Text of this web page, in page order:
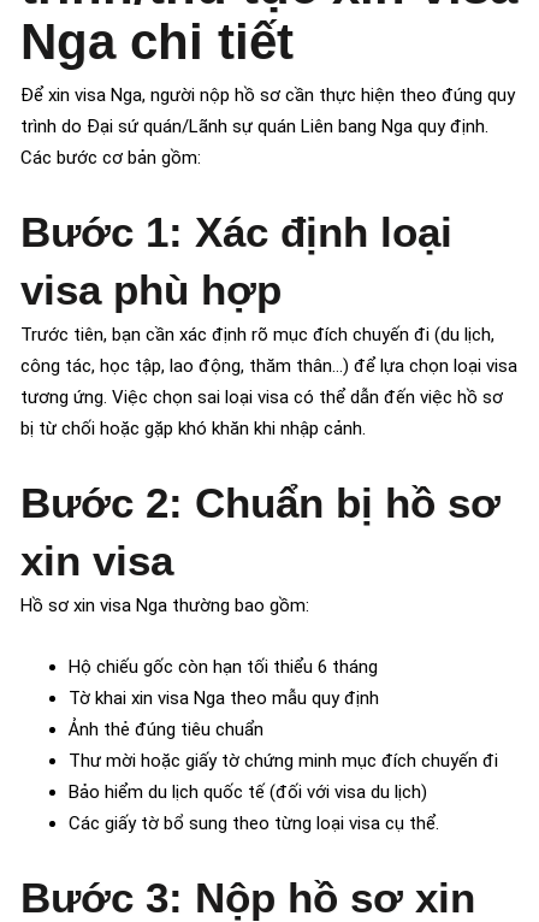
Nga chi tiết
Để xin visa Nga, người nộp hồ sơ cần thực hiện theo đúng quy
trình do Đại sứ quán/Lãnh sự quán Liên bang Nga quy định.
Các bước cơ bản gồm:
Bước 1: Xác định loại
visa phù hợp
Trước tiên, bạn cần xác định rõ mục đích chuyến đi (du lịch,
công tác, học tập, lao động, thăm thân…) để lựa chọn loại visa
tương ứng. Việc chọn sai loại visa có thể dẫn đến việc hồ sơ
bị từ chối hoặc gặp khó khăn khi nhập cảnh.
Bước 2: Chuẩn bị hồ sơ
xin visa
Hồ sơ xin visa Nga thường bao gồm:
Hộ chiếu gốc còn hạn tối thiểu 6 tháng
Tờ khai xin visa Nga theo mẫu quy định
Ảnh thẻ đúng tiêu chuẩn
Thư mời hoặc giấy tờ chứng minh mục đích chuyến đi
Bảo hiểm du lịch quốc tế (đối với visa du lịch)
Các giấy tờ bổ sung theo từng loại visa cụ thể.
Bước 3: Nộp hồ sơ xin